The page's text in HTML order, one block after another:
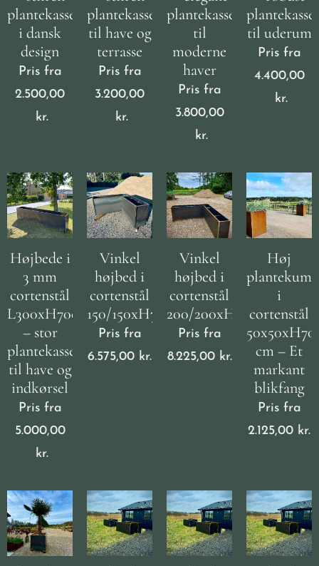
plantekasse
i dansk
design
Pris fra
2.500,00
kr.
plantekasse
til have og
terrasse
Pris fra
3.200,00
kr.
plantekasse
til
moderne
haver
Pris fra
3.800,00
kr.
plantekasse
til uderum
Pris fra
4.400,00
kr.
Højbede i
3 mm
cortenstål
L300xH70cm
– stor
plantekasse
til have og
indkørsel
Pris fra
5.000,00
kr.
Vinkel
højbed i
cortenstål
150/150xH70cm
Pris fra
6.575,00 kr.
Vinkel
højbed i
cortenstål
200/200xH70cm
Pris fra
8.225,00kr.
Høj
i
cortenstål
50x50xH70
cm – Et
markant
blikfang
Pris fra
2.125,00 kr.